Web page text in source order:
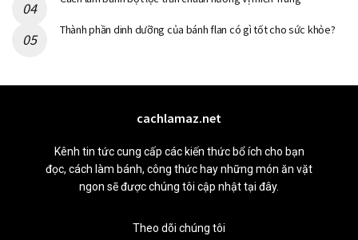
Thành phần dinh dưỡng của bánh flan có gì tốt cho sức khỏe?
cachlamaz.net
Kênh tin tức cung cấp các kiến thức bổ ích cho bạn
đọc, cách làm bánh, công thức hay những món ăn vặt
ngon sẽ được chúng tôi cập nhật tại đây.
Theo dõi chúng tôi